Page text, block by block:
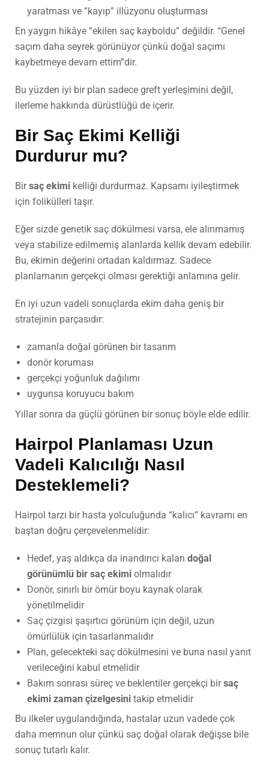
yaratması ve “kayıp” illüzyonu oluşturması
En yaygın hikâye “ekilen saç kayboldu” değildir. “Genel
saçım daha seyrek görünüyor çünkü doğal saçımı
kaybetmeye devam ettim”dir.
Bu yüzden iyi bir plan sadece greft yerleşimini değil,
ilerleme hakkında dürüstlüğü de içerir.
Bir Saç Ekimi Kelliği
Durdurur mu?
Birsaç ekimi kelliği durdurmaz. Kapsamı iyileştirmek
için folikülleri taşır.
Eğer sizde genetik saç dökülmesi varsa, ele alınmamış
veya stabilize edilmemiş alanlarda kellik devam edebilir.
Bu, ekimin değerini ortadan kaldırmaz. Sadece
planlamanın gerçekçi olması gerektiği anlamına gelir.
En iyi uzun vadeli sonuçlarda ekim daha geniş bir
stratejinin parçasıdır:
zamanla doğal görünen bir tasarım
donör koruması
gerçekçi yoğunluk dağılımı
uygunsa koruyucu bakım
Yıllar sonra da güçlü görünen bir sonuç böyle elde edilir.
Hairpol Planlaması Uzun
Vadeli Kalıcılığı Nasıl
Desteklemeli?
Hairpol tarzı bir hasta yolculuğunda “kalıcı” kavramı en
baştan doğru çerçevelenmelidir:
Hedef, yaş aldıkça da inandırıcı kalan doğal
görünümlü bir saç ekimi olmalıdır
Donör, sınırlı bir ömür boyu kaynak olarak
yönetilmelidir
Saç çizgisi şaşırtıcı görünüm için değil, uzun
ömürlülük için tasarlanmalıdır
Plan, gelecekteki saç dökülmesini ve buna nasıl yanıt
verileceğini kabul etmelidir
Bakım sonrası süreç ve beklentiler gerçekçi birsaç
ekimi zaman çizelgesini takip etmelidir
Bu ilkeler uygulandığında, hastalar uzun vadede çok
daha memnun olur çünkü saç doğal olarak değişse bile
sonuç tutarlı kalır.